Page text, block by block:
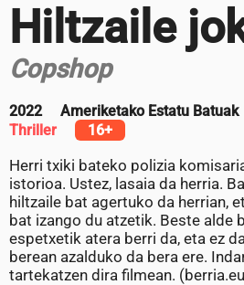
Hiltzaile
Copshop
2022 Ameriketako Estatu Batuak
Thriller
16+
Herri txiki bateko polizia
istorioa. Ustez, lasaia da herria.
hiltzaile bat agertuko da herrian,
bat izango du atzetik. Beste alde
espetxetik atera berri da, eta ez
berean azalduko da bera ere.
tartekatzen dira filmean.